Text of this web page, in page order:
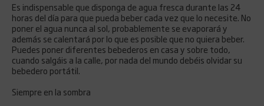
Es indispensable que disponga de agua fresca durante las 24
horas del día para que pueda beber cada vez que lo necesite. No
poner el agua nunca al sol, probablemente se evaporará y
además se calentará por lo que es posible que no quiera beber.
Puedes poner diferentes bebederos en casa y sobre todo,
cuando salgáis a la calle, por nada del mundo debéis olvidar su
bebedero portátil.
Siempre en la sombra